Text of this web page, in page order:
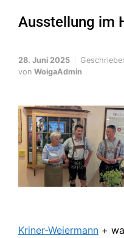
Ausstellung im
28. Juni 2025
von WoigaAdmin
Kriner-Weiermann +